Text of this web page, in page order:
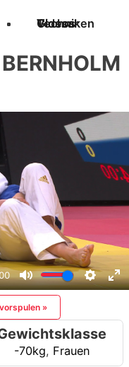
Techniken
Videos
Glossar
»
-70kg, Frauen